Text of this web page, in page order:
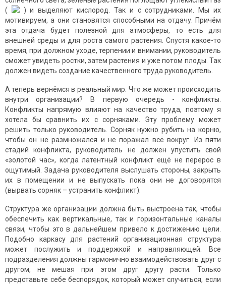
(
) и выделяют кислород. Так и с сотрудниками. Мы их
мотивируем, а они становятся способными на отдачу. Причём
эта отдача будет полезной для атмосферы, то есть для
внешней среды и для роста самого растения. Спустя какое-то
время, при должном уходе, терпении и внимании, руководитель
сможет увидеть ростки, затем растения и уже потом плоды. Так
должен видеть создание качественного труда руководитель.
А теперь вернёмся в реальный мир. Что же может происходить
внутри организации? В первую очередь - конфликты.
Конфликты напрямую влияют на качество труда, поэтому я
хотела бы сравнить их с сорняками. Эту проблему может
решить только руководитель. Сорняк нужно рубить на корню,
чтобы он не размножался и не поражал всё вокруг. Из пяти
стадий конфликта, руководитель не должен упустить свой
«золотой час», когда латентный конфликт ещё не перерос в
ощутимый. Задача руководителя выслушать стороны, закрыть
их в помещении и не выпускать пока они не договорятся
(вырвать сорняк – устранить конфликт).
Структура же организации должна быть выстроена так, чтобы
обеспечить как вертикальные, так и горизонтальные каналы
связи, чтобы это в дальнейшем привело к достижению цели.
Подобно каркасу для растений организационная структура
может послужить и поддержкой и направляющей. Все
подразделения должны гармонично взаимодействовать друг с
другом, не мешая при этом друг другу расти. Только
представьте себе беспорядок, который может случиться, если